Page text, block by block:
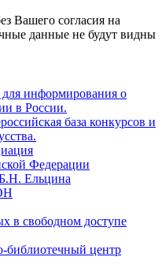
Вашего согласия на
данные не будут видны